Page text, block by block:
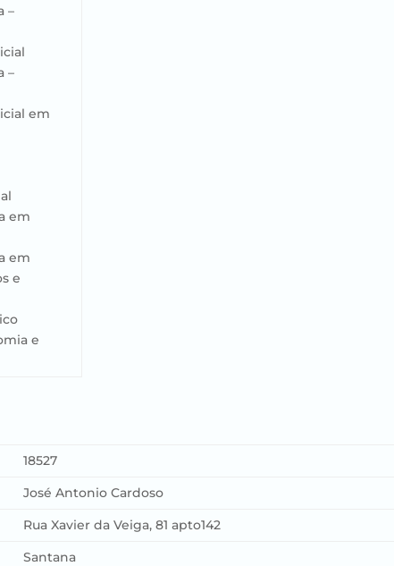
–
–
em
em
em
e
e
18527
José Antonio Cardoso
Rua Xavier da Veiga, 81 apto142
Santana